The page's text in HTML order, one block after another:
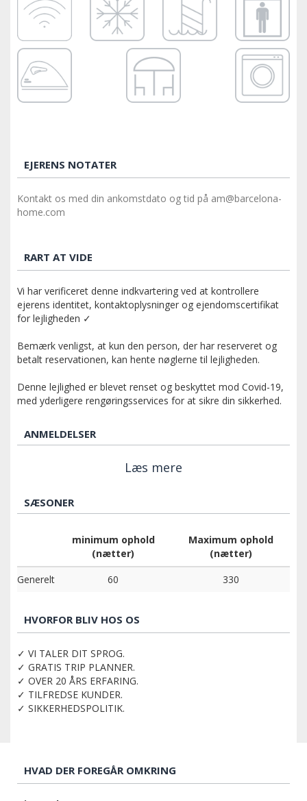
EJERENS NOTATER
Kontakt os med din ankomstdato og tid på am@barcelona-
home.com
RART AT VIDE
Vi har verificeret denne indkvartering ved at kontrollere
ejerens identitet, kontaktoplysninger og ejendomscertifikat
for lejligheden ✓
Bemærk venligst, at kun den person, der har reserveret og
betalt reservationen, kan hente nøglerne til lejligheden.
Denne lejlighed er blevet renset og beskyttet mod Covid-19,
med yderligere rengøringsservices for at sikre din sikkerhed.
ANMELDELSER
Læs mere
SÆSONER
minimum ophold
(nætter)
Maximum ophold
(nætter)
Generelt
60 330
HVORFOR BLIV HOS OS
✓ VI TALER DIT SPROG.
✓ GRATIS TRIP PLANNER.
✓ OVER 20 ÅRS ERFARING.
✓ TILFREDSE KUNDER.
✓ SIKKERHEDSPOLITIK.
HVAD DER FOREGÅR OMKRING